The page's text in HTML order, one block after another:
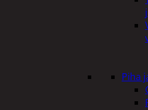
Piha